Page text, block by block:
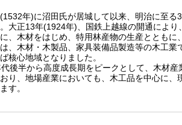
年)に沼田氏が居城して以来、明治に至る
大正13年(1924年)、国鉄上越線の開通によ
、木材をはじめ、特用林産物の生産ととも
、木材・木製品、家具装備品製造等の木工
核心地域となりました。
後半から高度成長期をピークとして、木材
り、地場産業においても、木工品を中心に
す。